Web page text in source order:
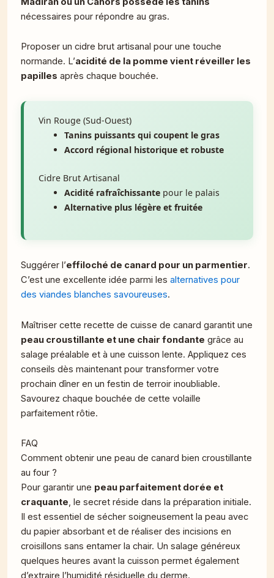
nécessaires pour répondre au gras.
Proposer un cidre brut artisanal pour une touche
normande. L’acidité de la pomme vient réveiller les
papilles après chaque bouchée.
Vin Rouge (Sud-Ouest)
Tanins puissants qui coupent le gras
Accord régional historique et robuste
Cidre Brut Artisanal
Acidité rafraîchissante pour le palais
Alternative plus légère et fruitée
Suggérer l’effiloché de canard pour un parmentier.
C’est une excellente idée parmi les alternatives pour
des viandes blanches savoureuses.
Maîtriser cette recette de cuisse de canard garantit une
peau croustillante et une chair fondante grâce au
salage préalable et à une cuisson lente. Appliquez ces
conseils dès maintenant pour transformer votre
prochain dîner en un festin de terroir inoubliable.
Savourez chaque bouchée de cette volaille
parfaitement rôtie.
FAQ
Comment obtenir une peau de canard bien croustillante
au four ?
Pour garantir une peau parfaitement dorée et
craquante, le secret réside dans la préparation initiale.
Il est essentiel de sécher soigneusement la peau avec
du papier absorbant et de réaliser des incisions en
croisillons sans entamer la chair. Un salage généreux
quelques heures avant la cuisson permet également
d’extraire l’humidité résiduelle du derme.